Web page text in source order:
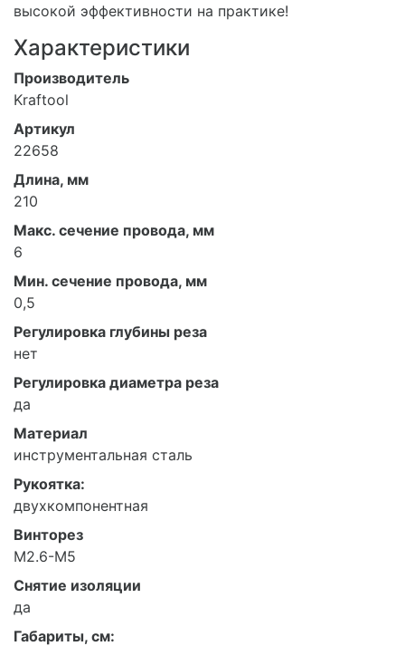
высокой эффективности на практике!
Характеристики
Производитель
Kraftool
Артикул
22658
Длина, мм
210
Макс. сечение провода, мм
6
Мин. сечение провода, мм
0,5
Регулировка глубины реза
нет
Регулировка диаметра реза
да
Материал
инструментальная сталь
Рукоятка:
двухкомпонентная
Винторез
M2.6-M5
Снятие изоляции
да
Габариты, см: